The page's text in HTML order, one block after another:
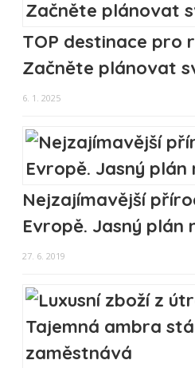
TOP destinace pro
Začněte plánovat
6. 1. 2025
Nejzajímavější
Evropě. Jasný plán
27. 6. 2019